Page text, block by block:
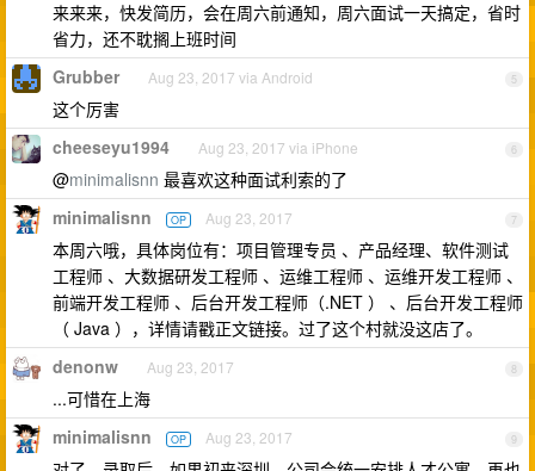
来来来，快发简历，会在周六前通知，周六面试一天搞定，省时
省力，还不耽搁上班时间
5
Grubber Aug 23, 2017 via Android
这个厉害
6
cheeseyu1994 Aug 23, 2017 via iPhone
@minimalisnn 最喜欢这种面试利索的了
7
minimalisnn OP Aug 23, 2017
本周六哦，具体岗位有：项目管理专员 、产品经理、软件测试
工程师 、大数据研发工程师 、运维工程师 、运维开发工程师 、
前端开发工程师 、后台开发工程师（.NET ） 、后台开发工程师
（ Java ），详情请戳正文链接。过了这个村就没这店了。
8
denonw Aug 23, 2017
...可惜在上海
9
minimalisnn OP Aug 23, 2017